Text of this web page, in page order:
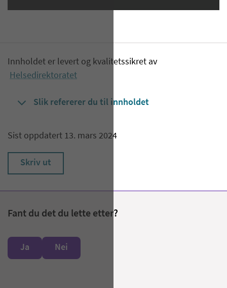
Innholdet er levert og kvalitetssikret av
Helsedirektoratet
Slik refererer du til innholdet
Sist oppdatert 13. mars 2024
Skriv ut
Fant du det du lette etter?
Ja Nei